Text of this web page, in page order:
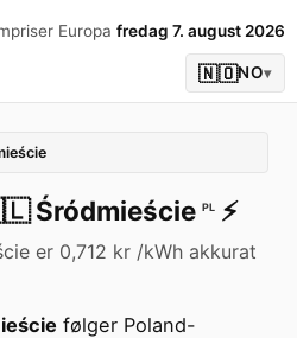
Europa fredag 7. august 2026
🇳🇴NO▾
Śródmieście PL ⚡️
er 0,712 kr /kWh akkurat
følger Poland-